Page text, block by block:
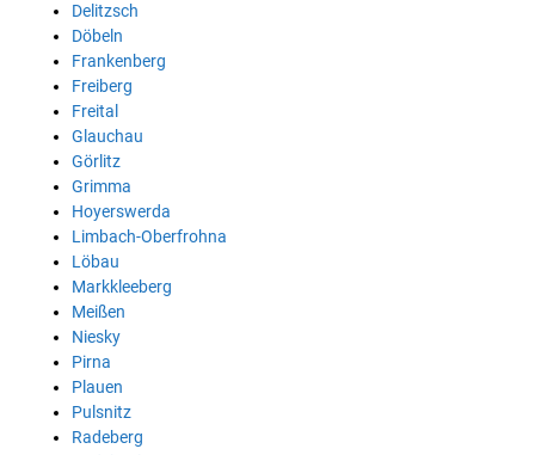
Delitzsch
Döbeln
Frankenberg
Freiberg
Freital
Glauchau
Görlitz
Grimma
Hoyerswerda
Limbach-Oberfrohna
Löbau
Markkleeberg
Meißen
Niesky
Pirna
Plauen
Pulsnitz
Radeberg